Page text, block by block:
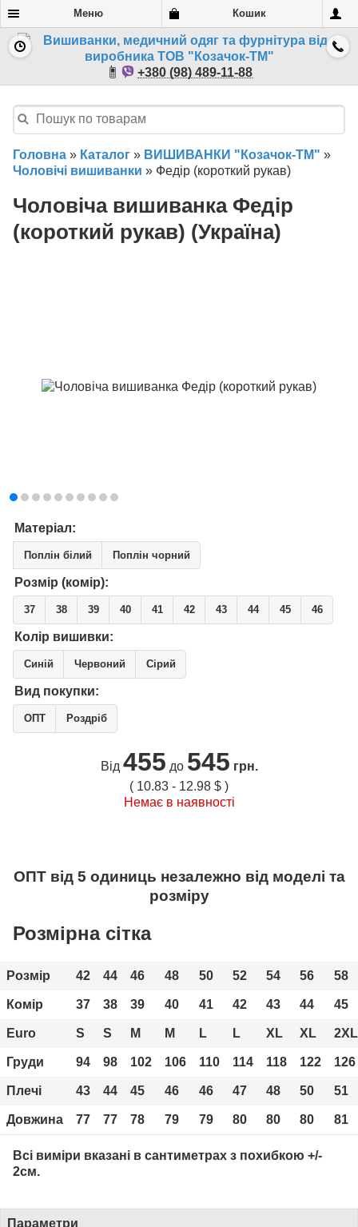
Меню Кошик
+380 (98) 489-11-88
Головна » Каталог » ВИШИВАНКИ "Козачок-ТМ" »
Чоловічі вишиванки » Федір (короткий рукав)
Чоловіча вишиванка Федір
(короткий рукав) (Україна)
Матеріал:
Поплін білий Поплін чорний
Розмір (комір):
37 38 39 40 41 42 43 44 45 46
Колір вишивки:
Синій Червоний Сірий
Вид покупки:
ОПТ Роздріб
Від 455 до 545 грн.
( 10.83 - 12.98 $ )
Немає в наявності
ОПТ від 5 одиниць незалежно від моделі та
розміру
Розмірна сітка
Розмір 42 44 46 48 50 52 54 56 58
Комір 37 38 39 40 41 42 43 44 45
Euro S S М М L L XL XL 2XL
Груди 94 98 102 106 110 114 118 122 126
Плечі 43 44 45 46 46 47 48 50 51
Довжина 77 77 78 79 79 80 80 80 81
Всі виміри вказані в сантиметрах з похибкою +/-
2см.
Параметри